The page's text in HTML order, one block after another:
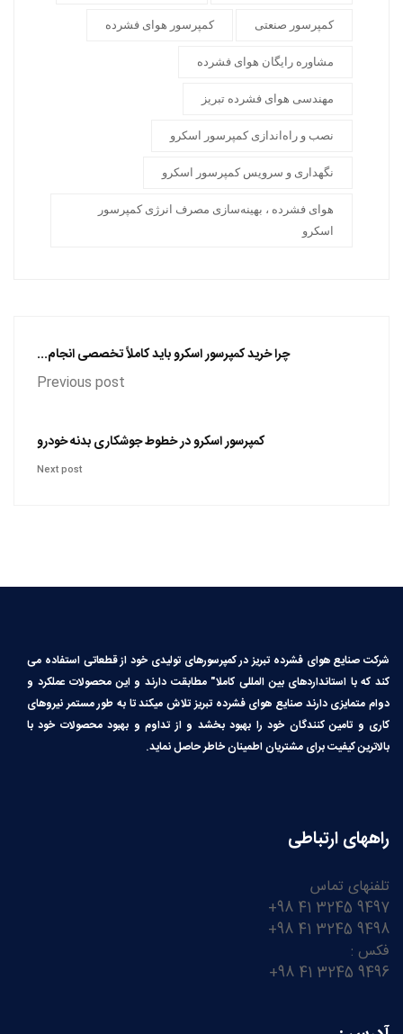
کمپرسور صنعتی کمپرسور هوای فشرده
مشاوره رایگان هوای فشرده
مهندسی هوای فشرده تبریز
نصب و راه‌اندازی کمپرسور اسکرو
نگهداری و سرویس کمپرسور اسکرو
هوای فشرده ، بهینه‌سازی مصرف انرژی کمپرسور
اسکرو
چرا خرید کمپرسور اسکرو باید کاملاً تخصصی انجام...
Previous post
کمپرسور اسکرو در خطوط جوشکاری بدنه خودرو
Next post
شرکت صنایع هوای فشرده تبریز در کمپرسورهای تولیدی خود از قطعاتی استفاده می
کند که با استانداردهای بین المللی کاملا″ مطابقت دارند و این محصولات عملکرد و
دوام متمایزی دارند صنایع هوای فشرده تبریز تلاش میکند تا به طور مستمر نیروهای
کاری و تامین کنندگان خود را بهبود بخشد و از تداوم و بهبود محصولات خود با
بالاترین کیفیت برای مشتریان اطمینان خاطر حاصل نماید.
راههای ارتباطی
تلفنهای تماس
9497 3245 41 98+
9498 3245 41 98+
فکس :
9496 3245 41 98+